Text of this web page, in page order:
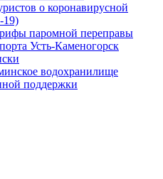
о коронавирусной
19)
паромной переправы
Усть-Каменогорск
водохранилище
поддержки